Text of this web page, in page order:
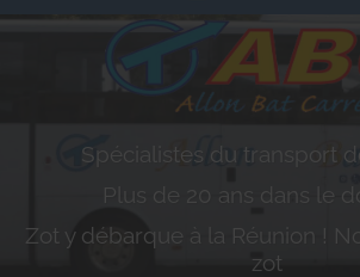
Spécialistes du transport
Plus de 20 ans dans le
Zot y débarque à la Réunion !
zot